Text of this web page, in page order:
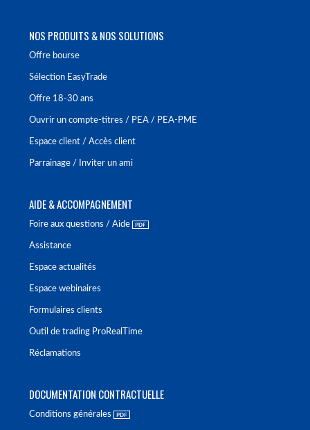
NOS PRODUITS & NOS SOLUTIONS
Offre bourse
Sélection EasyTrade
Offre 18-30 ans
Ouvrir un compte-titres / PEA / PEA-PME
Espace client / Accès client
Parrainage / Inviter un ami
AIDE & ACCOMPAGNEMENT
Foire aux questions / Aide
Assistance
Espace actualités
Espace webinaires
Formulaires clients
Outil de trading ProRealTime
Réclamations
DOCUMENTATION CONTRACTUELLE
Conditions générales